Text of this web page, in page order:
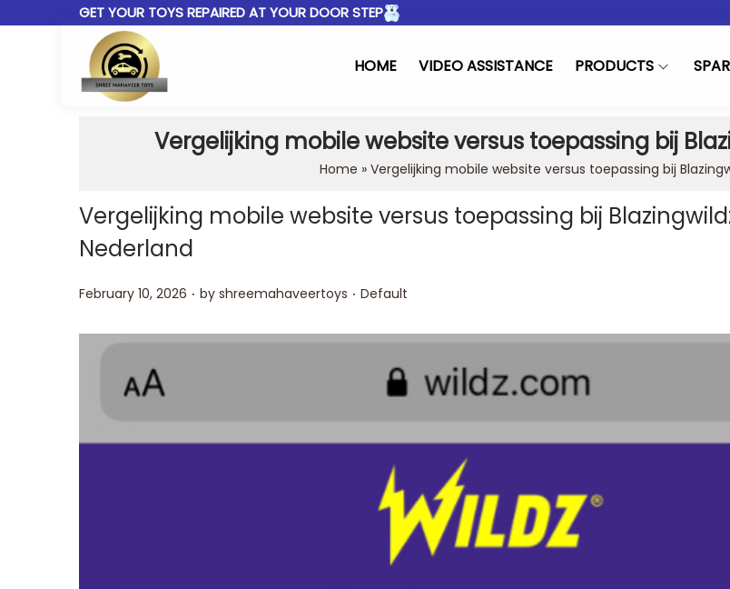
GET YOUR TOYS REPAIRED AT YOUR DOOR STEP
HOME VIDEO ASSISTANCE PRODUCTS
Vergelijking mobile website versus toepassing bij
Home » Vergelijking mobile website versus toepassing bij
Vergelijking mobile website versus toepassing bij
Nederland
Posted on
February 10, 2026 . by shreemahaveertoys . Posted in
Default